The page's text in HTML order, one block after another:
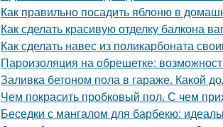
Как правильно посадить яблоню в
Как сделать красивую отделку балкона
Как сделать навес из поликарбоната
Пароизоляция на обрешетке:
Заливка бетоном пола в гараже. Какой
Чем покрасить пробковый пол. С чем
Беседки с мангалом для барбекю: